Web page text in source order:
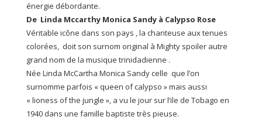
énergie débordante.
De Linda Mccarthy Monica Sandy à Calypso Rose
Véritable icône dans son pays , la chanteuse aux tenues
colorées, doit son surnom original à Mighty spoiler autre
grand nom de la musique trinidadienne .
Née Linda McCartha Monica Sandy celle que l’on
surnomme parfois « queen of calypso » mais aussi
« lioness of the jungle », a vu le jour sur l’ile de Tobago en
1940 dans une famille baptiste très pieuse.